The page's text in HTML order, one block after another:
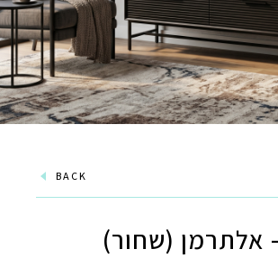
BACK
אלתרמן (שחור)